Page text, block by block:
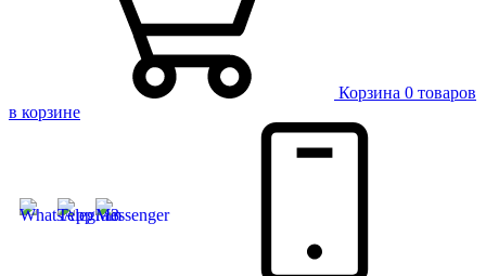
Корзина 0 товаров
в корзине